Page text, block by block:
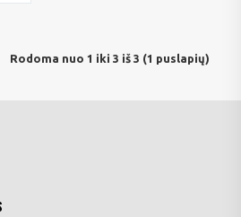
Rodoma nuo 1 iki 3 iš 3 (1 puslapių)